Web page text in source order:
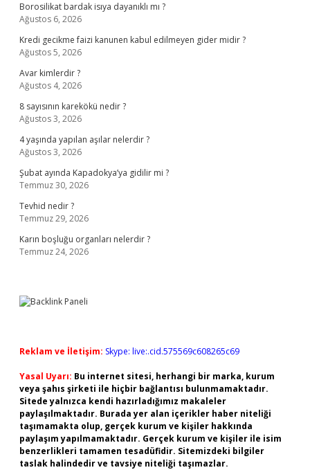
Borosilikat bardak isıya dayanıklı mı ?
Ağustos 6, 2026
Kredi gecikme faizi kanunen kabul edilmeyen gider midir ?
Ağustos 5, 2026
Avar kimlerdir ?
Ağustos 4, 2026
8 sayısının karekökü nedir ?
Ağustos 3, 2026
4 yaşında yapılan aşılar nelerdir ?
Ağustos 3, 2026
Şubat ayında Kapadokya’ya gidilir mi ?
Temmuz 30, 2026
Tevhid nedir ?
Temmuz 29, 2026
Karın boşluğu organları nelerdir ?
Temmuz 24, 2026
Reklam ve İletişim: Skype: live:.cid.575569c608265c69
Yasal Uyarı: Bu internet sitesi, herhangi bir marka, kurum
veya şahıs şirketi ile hiçbir bağlantısı bulunmamaktadır.
Sitede yalnızca kendi hazırladığımız makaleler
paylaşılmaktadır. Burada yer alan içerikler haber niteliği
taşımamakta olup, gerçek kurum ve kişiler hakkında
paylaşım yapılmamaktadır. Gerçek kurum ve kişiler ile isim
benzerlikleri tamamen tesadüfidir. Sitemizdeki bilgiler
taslak halindedir ve tavsiye niteliği taşımazlar.